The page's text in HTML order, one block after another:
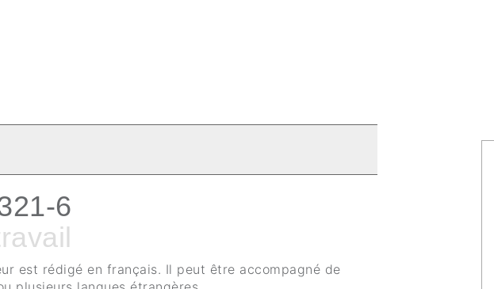
6
est rédigé en français. Il peut être accompagné de